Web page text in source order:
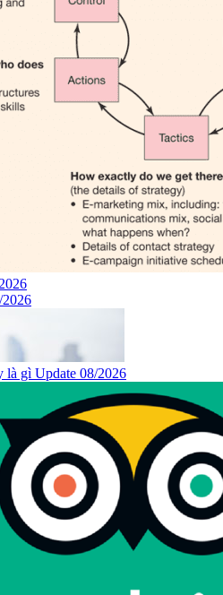
2026
là gì Update 08/2026